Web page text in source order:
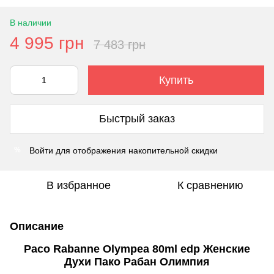
В наличии
4 995 грн 7 483 грн
Купить
Быстрый заказ
Войти для отображения накопительной скидки
В избранное К сравнению
Описание
Paco Rabanne Olympea 80ml edp Женские
Духи Пако Рабан Олимпия